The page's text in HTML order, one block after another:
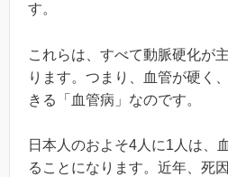
す。
これらは、すべて動脈硬化が
ります。つまり、血管が硬く
きる「血管病」なのです。
日本人のおよそ4人に1人は、
ることになります。近年、死